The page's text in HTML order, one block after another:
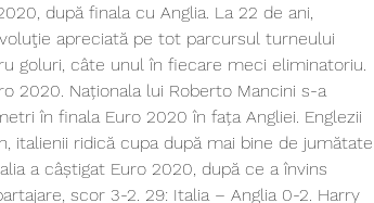
după finala cu Anglia. La 22 de ani,
apreciată pe tot parcursul turneului
goluri, câte unul în fiecare meci eliminatoriu.
2020. Naționala lui Roberto Mancini s-a
în finala Euro 2020 în fața Angliei. Englezii
italienii ridică cupa după mai bine de jumătate
a câștigat Euro 2020, după ce a învins
scor 3-2. 29: Italia – Anglia 0-2. Harry